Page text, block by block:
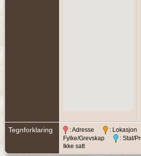
Tegnforklaring : Adresse :
Fylke/Grevskap
: Stat/
Ikke satt